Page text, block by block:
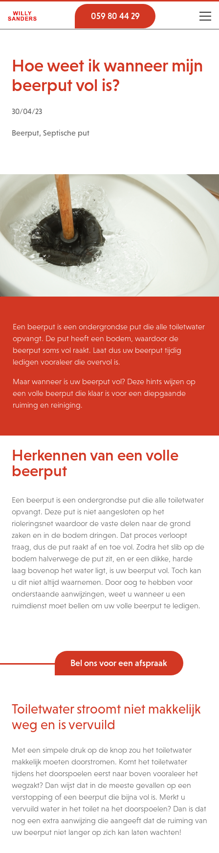
059 80 44 29
Hoe weet ik wanneer mijn
beerput vol is?
30/04/23
Beerput, Septische put
Een beerput is een ondergrondse put die alle toiletwater
opvangt. De put heeft een bodem, waardoor de
beerput soms vol raakt. Laat dus uw beerput tijdig
ledigen vooraleer die overvol is.
Maar wanneer is uw beerput vol? Deze hints wijzen op
een volle beerput die klaar is voor een diepgaande
ruiming en reiniging.
Herkennen van een volle
beerput
Een beerput is een ondergrondse put die alle toiletwater
opvangt. Deze put is niet aangesloten op het
rioleringsnet waardoor de vaste delen naar de grond
zaken en in de bodem dringen. Dat proces verloopt
traag, dus de put raakt af en toe vol. Zodra het slib op de
bodem halverwege de put zit, en er een dikke, harde
laag bovenop het water ligt, is uw beerput vol. Toch kan
u dit niet altijd waarnemen. Door oog te hebben voor
onderstaande aanwijzingen, weet u wanneer u een
ruimdienst moet bellen om uw volle beerput te ledigen.
Bel ons voor een afspraak
Toiletwater stroomt niet makkelijk
weg en is vervuild
Met een simpele druk op de knop zou het toiletwater
makkelijk moeten doorstromen. Komt het toiletwater
tijdens het doorspoelen eerst naar boven vooraleer het
wegzakt? Dan wijst dat in de meeste gevallen op een
verstopping of een beerput die bijna vol is. Merkt u
vervuild water in het toilet na het doorspoelen? Dan is dat
nog een extra aanwijzing die aangeeft dat de ruiming van
uw beerput niet langer op zich kan laten wachten!